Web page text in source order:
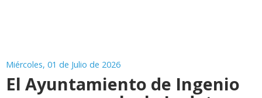
Miércoles, 01 de Julio de 2026
El Ayuntamiento de Ingenio